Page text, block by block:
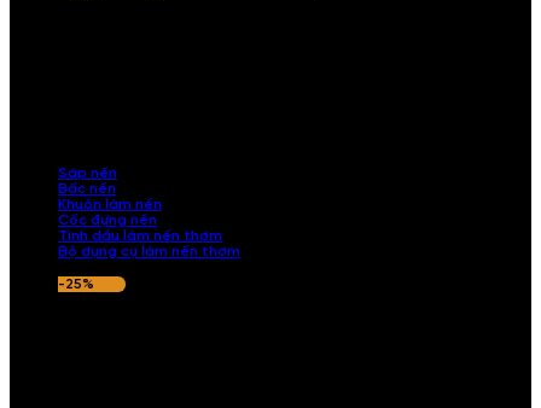
Sáp nến
Bấc nến
Khuôn làm nến
Cốc đựng nến
Tinh dầu làm nến thơm
Bộ dụng cụ làm nến thơm
-25%